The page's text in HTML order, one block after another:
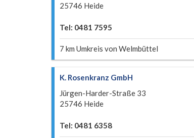
25746 Heide
Tel: 0481 7595
7 km Umkreis von Welmbüttel
K. Rosenkranz GmbH
Jürgen-Harder-Straße 33
25746 Heide
Tel: 0481 6358